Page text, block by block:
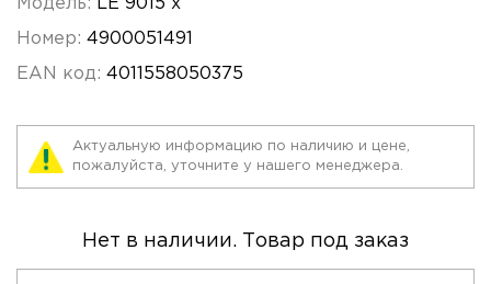
Модель: LE 9015 x
Номер: 4900051491
EAN код: 4011558050375
Актуальную информацию по наличию и цене,
пожалуйста, уточните у нашего менеджера.
Нет в наличии. Товар под заказ